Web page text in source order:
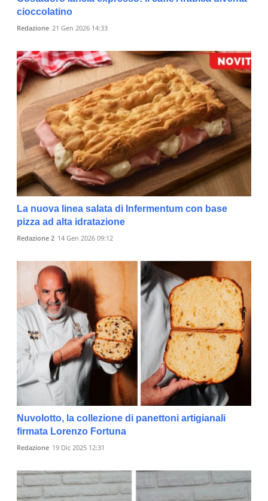
cioccolatino
Redazione 21 Gen 2026 14:33
La nuova linea salata di Infermentum con base
pizza ad alta idratazione
Redazione 2 14 Gen 2026 09:12
Nuvolotto, la collezione di panettoni artigianali
firmata Lorenzo Fortuna
Redazione 19 Dic 2025 12:31